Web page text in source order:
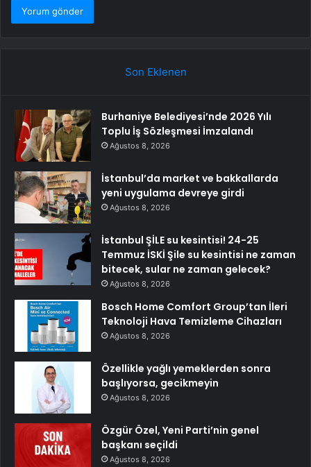
Son Eklenen
Burhaniye Belediyesi’nde 2026 Yılı
Toplu İş Sözleşmesi İmzalandı
Ağustos 8, 2026
İstanbul’da market ve bakkallarda
yeni uygulama devreye girdi
Ağustos 8, 2026
İstanbul ŞİLE su kesintisi! 24-25
Temmuz İSKİ Şile su kesintisi ne zaman
bitecek, sular ne zaman gelecek?
Ağustos 8, 2026
Bosch Home Comfort Group’tan İleri
Teknoloji Hava Temizleme Cihazları
Ağustos 8, 2026
Özellikle yağlı yemeklerden sonra
başlıyorsa, gecikmeyin
Ağustos 8, 2026
Özgür Özel, Yeni Parti’nin genel
başkanı seçildi
Ağustos 8, 2026